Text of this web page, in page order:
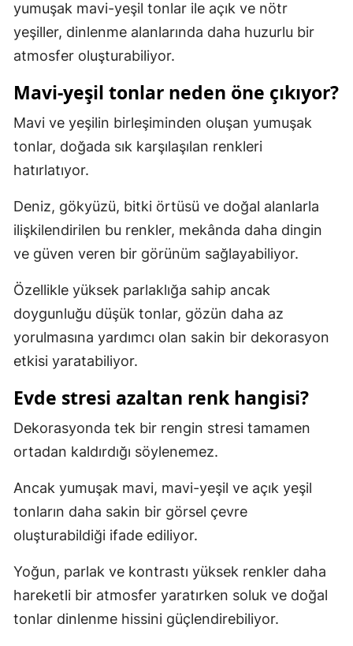
yumuşak mavi-yeşil tonlar ile açık ve nötr
yeşiller, dinlenme alanlarında daha huzurlu bir
atmosfer oluşturabiliyor.
Mavi-yeşil tonlar neden öne çıkıyor?
Mavi ve yeşilin birleşiminden oluşan yumuşak
tonlar, doğada sık karşılaşılan renkleri
hatırlatıyor.
Deniz, gökyüzü, bitki örtüsü ve doğal alanlarla
ilişkilendirilen bu renkler, mekânda daha dingin
ve güven veren bir görünüm sağlayabiliyor.
Özellikle yüksek parlaklığa sahip ancak
doygunluğu düşük tonlar, gözün daha az
yorulmasına yardımcı olan sakin bir dekorasyon
etkisi yaratabiliyor.
Evde stresi azaltan renk hangisi?
Dekorasyonda tek bir rengin stresi tamamen
ortadan kaldırdığı söylenemez.
Ancak yumuşak mavi, mavi-yeşil ve açık yeşil
tonların daha sakin bir görsel çevre
oluşturabildiği ifade ediliyor.
Yoğun, parlak ve kontrastı yüksek renkler daha
hareketli bir atmosfer yaratırken soluk ve doğal
tonlar dinlenme hissini güçlendirebiliyor.